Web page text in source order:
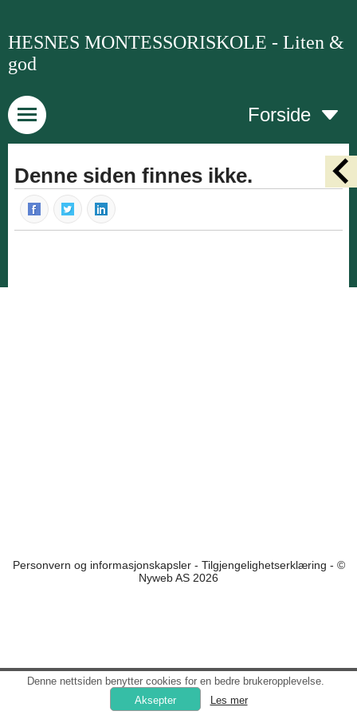
HESNES MONTESSORISKOLE - Liten &
god
Forside
Denne siden finnes ikke.
Personvern og informasjonskapsler- Tilgjengelighetserklæring - ©
Nyweb AS 2026
Denne nettsiden benytter cookies for en bedre brukeropplevelse.
Les mer